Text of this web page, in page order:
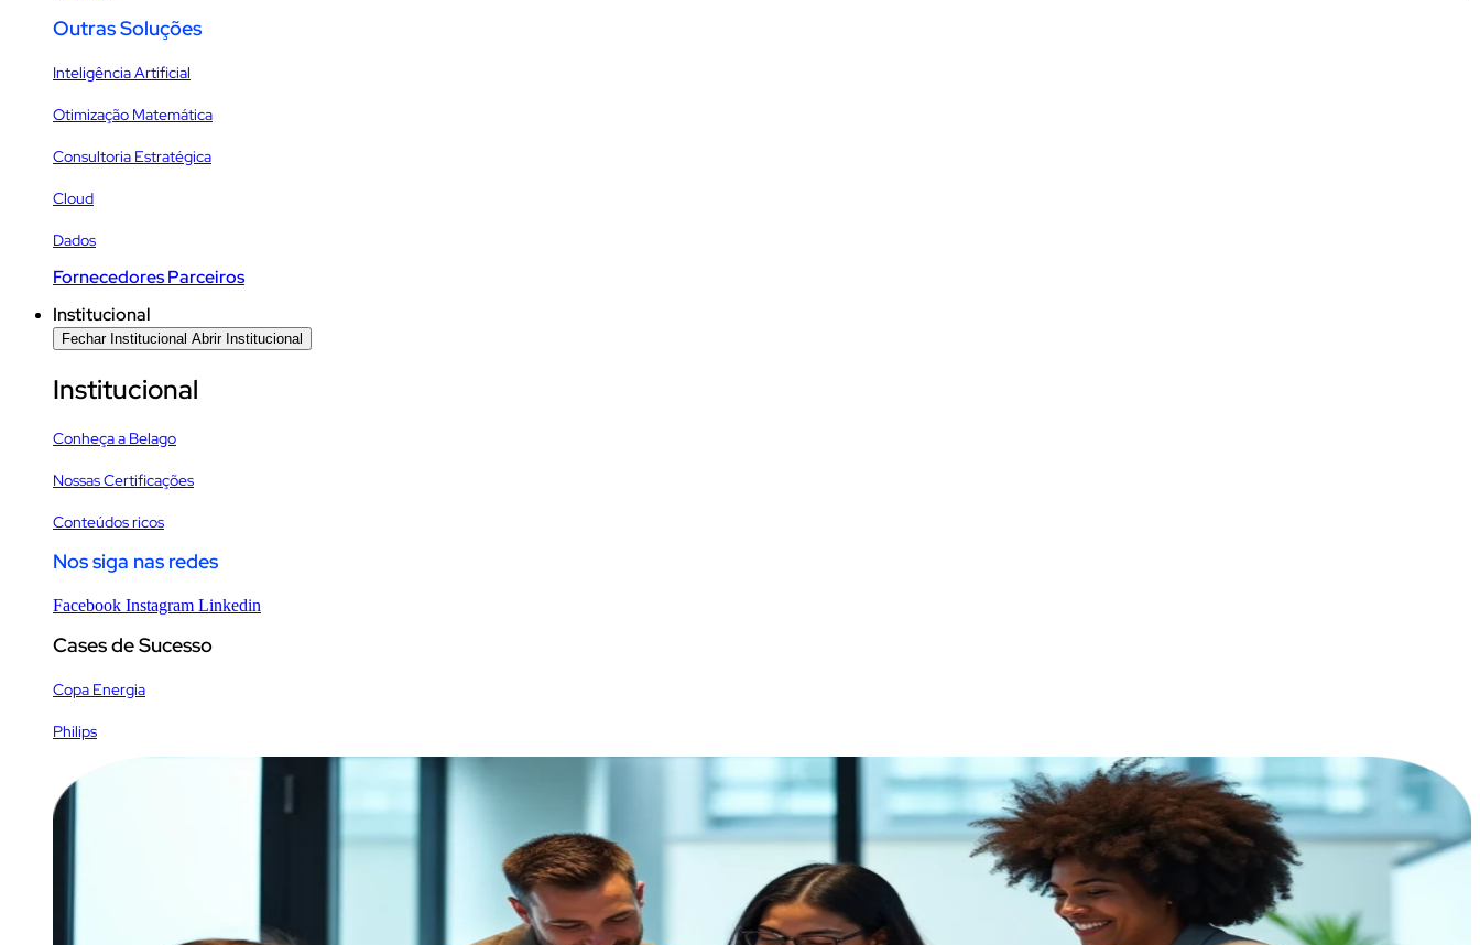
Outras Soluções
Inteligência Artificial
Otimização Matemática
Consultoria Estratégica
Cloud
Dados
Fornecedores Parceiros
Institucional
Fechar Institucional Abrir Institucional
Institucional
Conheça a Belago
Nossas Certificações
Conteúdos ricos
Nos siga nas redes
Facebook Instagram Linkedin
Cases de Sucesso
Copa Energia
Philips